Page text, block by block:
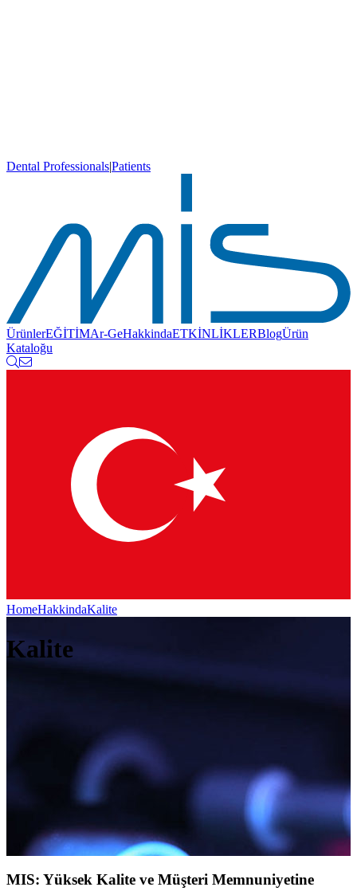
Dental Professionals|Patients
ÜrünlerEĞİTİMAr-GeHakkindaETKİNLİKLERBlogÜrün
Kataloğu
HomeHakkindaKalite
Kalite
MIS: Yüksek Kalite ve Müşteri Memnuniyetine